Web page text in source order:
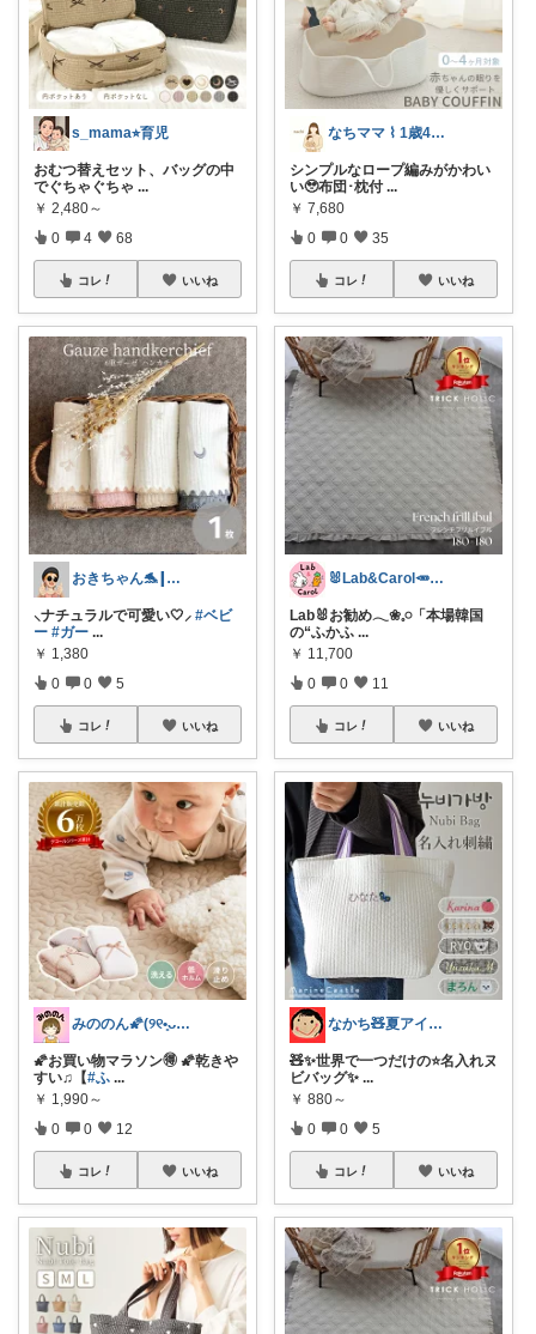
s_mama⭐︎育児
おむつ替えセット、バッグの中
でぐちゃぐちゃ ...
￥ 2,480～
0 4 68
コレ いいね
おきちゃん🐬┃感謝⸜₍ᐢ..ᐢ₎⸝
⸜ナチュラルで可愛い🤍⸝ #ベビ
ー #ガー ...
￥ 1,380
0 0 5
コレ いいね
みののん🌠(୨୧•͈ᴗ•͈)感謝♡
🌠お買い物マラソン🉐 🌠乾きや
すい♫【#ふ ...
￥ 1,990～
0 0 12
コレ いいね
なちママ ⌇ 1歳4歳ママ
シンプルなロープ編みがかわい
い🥹布団･枕付 ...
￥ 7,680
0 0 35
コレ いいね
🐰Lab&Carol🥕のｲﾝﾃﾘｱ
Lab🐰お勧め𓂃❀𓈒𓏸「本場韓国
の“ふかふ ...
￥ 11,700
0 0 11
コレ いいね
なかち🧸夏アイテム＆便利グッズ✨
🧸✨世界で一つだけの⭐️名入れヌ
ビバッグ✨ ...
￥ 880～
0 0 5
コレ いいね